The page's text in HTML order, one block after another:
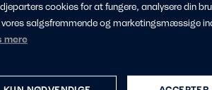
på basis niveau.
lokaler, hvor vi
cookies for at fungere, analysere din
salgsfremmende og marketingsmæssige
mere